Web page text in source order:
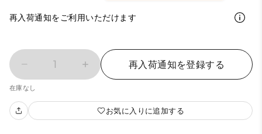
再入荷通知をご利用いただけます
1 再入荷通知を登録する
在庫なし
お気に入りに追加する